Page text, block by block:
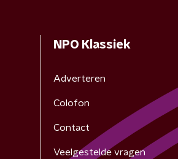
NPO Klassiek
Adverteren
Colofon
Contact
Veelgestelde vragen